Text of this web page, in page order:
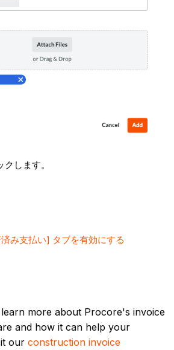
クします。
み支払い] タブを有効にする
more about Procore's invoice
and how it can help your
ourconstruction invoice